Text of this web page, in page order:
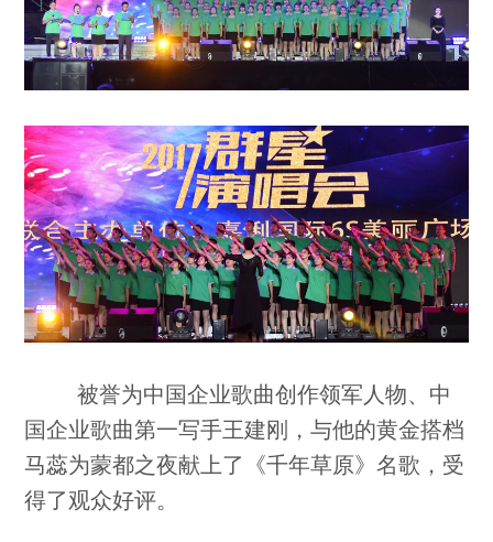
被誉为中国企业歌曲创作领军人物、中
国企业歌曲第一写手王建刚，与他的黄金搭档
马蕊为蒙都之夜献上了《千年草原》名歌，受
得了观众好评。